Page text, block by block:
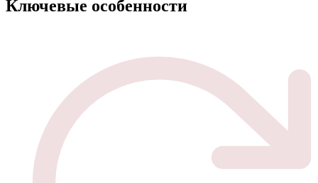
Ключевые особенности